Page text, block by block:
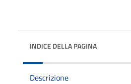
INDICE DELLA PAGINA
Descrizione